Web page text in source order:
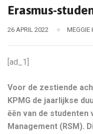
Erasmus-
26 APRIL 2022 MEGGIE
[ad_1]
Voor de zestiende
KPMG de jaarlijkse
ēēn van de studenten
Management (RSM).